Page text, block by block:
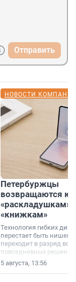
Отправить
НОВОСТИ
Петербуржцы
возвращаются к
«раскладушкам»
«книжкам»
Технология гибких
перестает быть
переходит в разряд
повседневных
5 августа, 13:56